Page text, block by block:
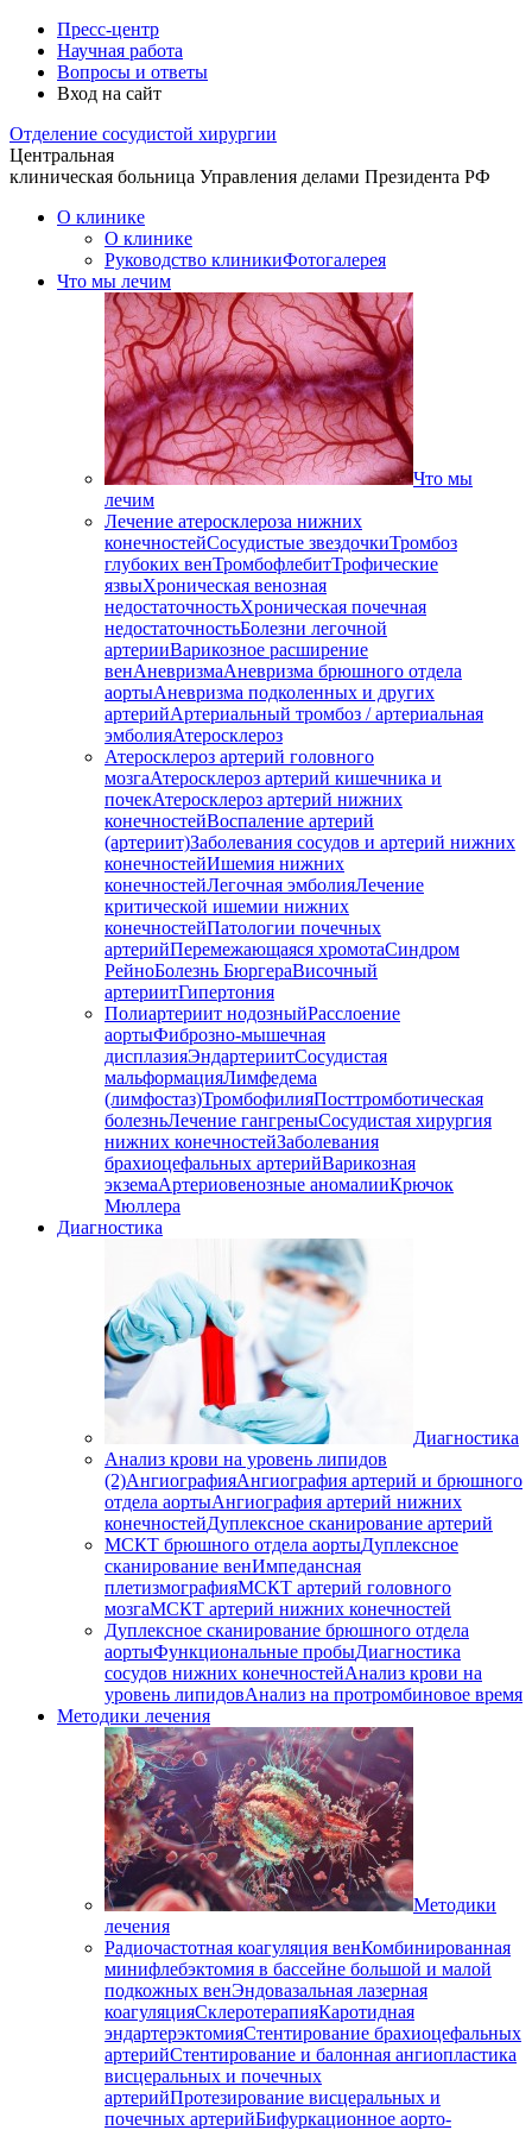
Пресс-центр
Научная работа
Вопросы и ответы
Вход на сайт
Отделение сосудистой хирургии
Центральная
клиническая больница Управления делами Президента РФ
О клинике
О клинике
Руководство клиникиФотогалерея
Что мы лечим
Что мы
лечим
Лечение атеросклероза нижних
конечностейСосудистые звездочкиТромбоз
глубоких венТромбофлебитТрофические
язвыХроническая венозная
недостаточностьХроническая почечная
недостаточностьБолезни легочной
артерииВарикозное расширение
венАневризмаАневризма брюшного отдела
аортыАневризма подколенных и других
артерийАртериальный тромбоз / артериальная
эмболияАтеросклероз
Атеросклероз артерий головного
мозгаАтеросклероз артерий кишечника и
почекАтеросклероз артерий нижних
конечностейВоспаление артерий
(артериит)Заболевания сосудов и артерий нижних
конечностейИшемия нижних
конечностейЛегочная эмболияЛечение
критической ишемии нижних
конечностейПатологии почечных
артерийПеремежающаяся хромотаСиндром
РейноБолезнь БюргераВисочный
артериитГипертония
Полиартериит нодозныйРасслоение
аортыФиброзно-мышечная
дисплазияЭндартериитСосудистая
мальформацияЛимфедема
(лимфостаз)ТромбофилияПосттромботическая
болезньЛечение гангреныСосудистая хирургия
нижних конечностейЗаболевания
брахиоцефальных артерийВарикозная
экземаАртериовенозные аномалииКрючок
Мюллера
Диагностика
Диагностика
Анализ крови на уровень липидов
(2)АнгиографияАнгиография артерий и брюшного
отдела аортыАнгиография артерий нижних
конечностейДуплексное сканирование артерий
МСКТ брюшного отдела аортыДуплексное
сканирование венИмпедансная
плетизмографияМСКТ артерий головного
мозгаМСКТ артерий нижних конечностей
Дуплексное сканирование брюшного отдела
аортыФункциональные пробыДиагностика
сосудов нижних конечностейАнализ крови на
уровень липидовАнализ на протромбиновое время
Методики лечения
Методики
лечения
Радиочастотная коагуляция венКомбинированная
минифлебэктомия в бассейне большой и малой
подкожных венЭндовазальная лазерная
коагуляцияСклеротерапияКаротидная
эндартерэктомияСтентирование брахиоцефальных
артерийСтентирование и балонная ангиопластика
висцеральных и почечных
артерийПротезирование висцеральных и
почечных артерийБифуркационное аорто-